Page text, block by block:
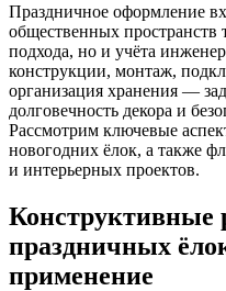
Праздничное оформление
общественных пространств
подхода, но и учёта
конструкции, монтаж,
организация хранения —
долговечность декора и
Рассмотрим ключевые
новогодних ёлок, а также
и интерьерных проектов.
Конструктивные
праздничных
применение